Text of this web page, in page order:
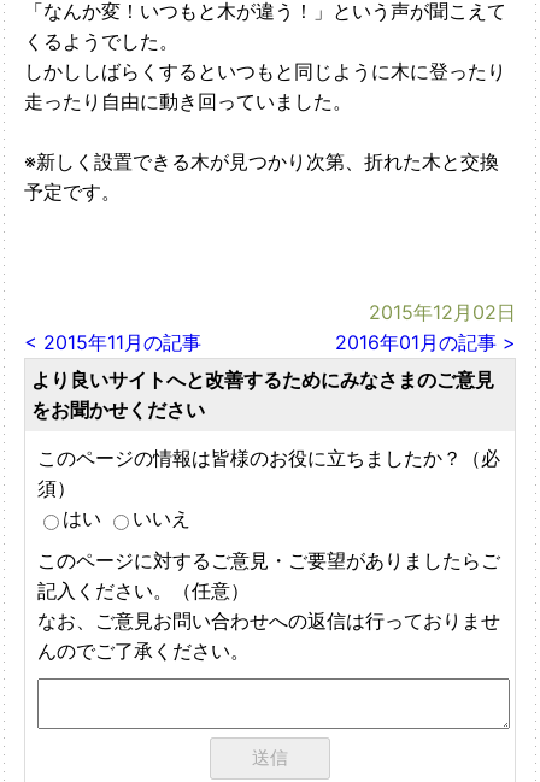
「なんか変！いつもと木が違う！」という声が聞こえて
くるようでした。
しかししばらくするといつもと同じように木に登ったり
走ったり自由に動き回っていました。
※新しく設置できる木が見つかり次第、折れた木と交換
予定です。
2015年12月02日
< 2015年11月の記事
2016年01月の記事 >
より良いサイトへと改善するためにみなさまのご意見
をお聞かせください
このページの情報は皆様のお役に立ちましたか？（必
須）
はい
いいえ
このページに対するご意見・ご要望がありましたらご
記入ください。（任意）
なお、ご意見お問い合わせへの返信は行っておりませ
んのでご了承ください。